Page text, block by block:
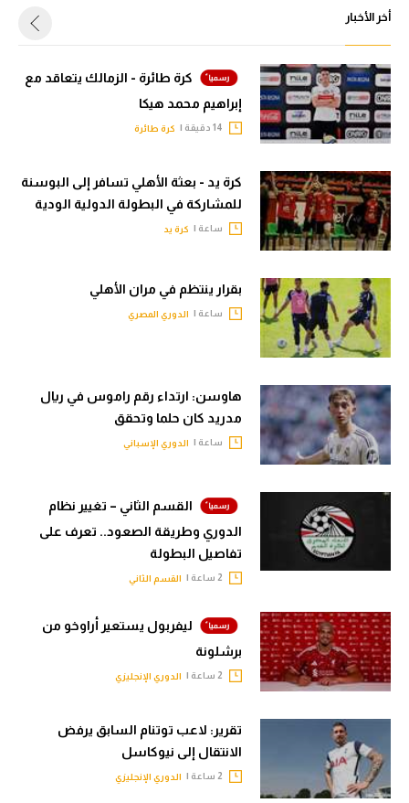
أخر الأخبار
كرة طائرة - الزمالك يتعاقد مع
إبراهيم محمد هيكا
كرة طائرة
كرة يد - بعثة الأهلي تسافر إلى البوسنة
للمشاركة في البطولة الدولية الودية
ساعة | كرة يد
بقرار ينتظم في مران الأهلي
ساعة | الدوري المصري
هاوسن: ارتداء رقم راموس في ريال
مدريد كان حلما وتحقق
ساعة | الدوري الإسباني
القسم الثاني – تغيير نظام
الدوري وطريقة الصعود.. تعرف على
تفاصيل البطولة
القسم الثاني
ليفربول يستعير أراوخو من
برشلونة
الدوري الإنجليزي
تقرير: لاعب توتنام السابق يرفض
الانتقال إلى نيوكاسل
الدوري الإنجليزي